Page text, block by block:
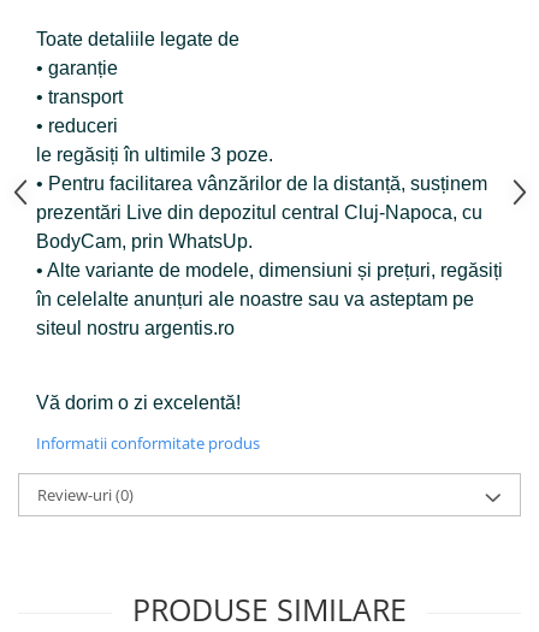
Toate detaliile legate de
• garanție
• transport
• reduceri
le regăsiți în ultimile 3 poze.
• Pentru facilitarea vânzărilor de la distanță, susținem
prezentări Live din depozitul central Cluj-Napoca, cu
BodyCam, prin WhatsUp.
• Alte variante de modele, dimensiuni și prețuri, regăsiți
în celelalte anunțuri ale noastre sau va asteptam pe
siteul nostru argentis.ro
Vă dorim o zi excelentă!
Informatii conformitate produs
Review-uri(0)
PRODUSE SIMILARE